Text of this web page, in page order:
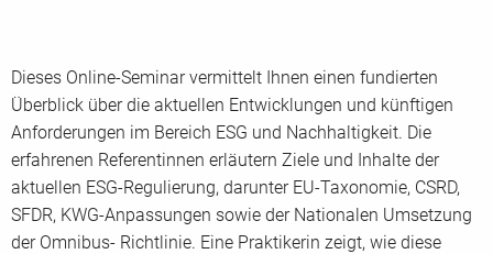
Dieses Online-Seminar vermittelt Ihnen einen fundierten
Überblick über die aktuellen Entwicklungen und künftigen
Anforderungen im Bereich ESG und Nachhaltigkeit. Die
erfahrenen Referentinnen erläutern Ziele und Inhalte der
aktuellen ESG-Regulierung, darunter EU-Taxonomie, CSRD,
SFDR, KWG-Anpassungen sowie der Nationalen Umsetzung
der Omnibus- Richtlinie. Eine Praktikerin zeigt, wie diese